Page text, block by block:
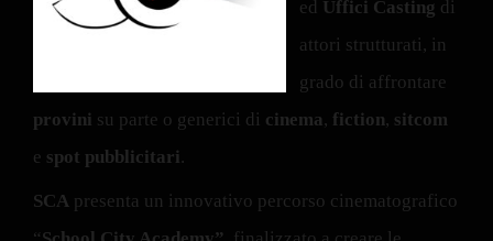
grado di affrontare
cinema,fiction,sitcom
SCA presenta un innovativo percorso cinematografico
“ School City Academy”
fondamenta dell’attore, e vanta la collaborazione di